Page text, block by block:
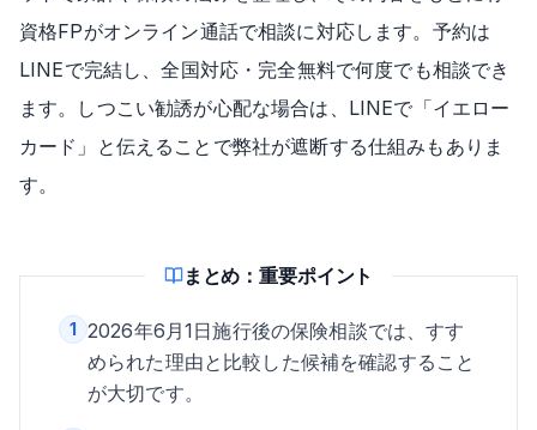
資格FPがオンライン通話で相談に対応します。予約は
LINEで完結し、全国対応・完全無料で何度でも相談でき
ます。しつこい勧誘が心配な場合は、LINEで「イエロー
カード」と伝えることで弊社が遮断する仕組みもありま
す。
まとめ：重要ポイント
1 2026年6月1日施行後の保険相談では、すす
められた理由と比較した候補を確認すること
が大切です。